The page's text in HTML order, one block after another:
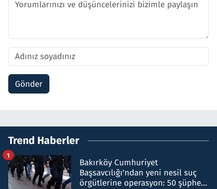
Gönder
Trend Haberler
Bakırköy Cumhuriyet
Başsavcılığı'ndan yeni nesil suç
örgütlerine operasyon: 50 şüpheli
1